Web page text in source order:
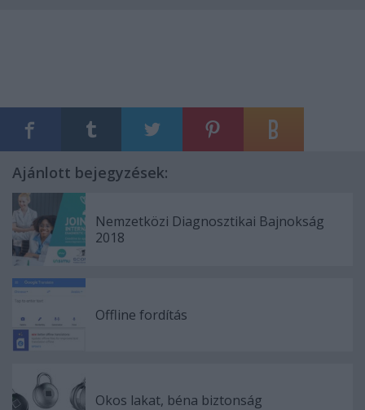
Ajánlott bejegyzések:
Nemzetközi Diagnosztikai Bajnokság
2018
Offline fordítás
Okos lakat, béna biztonság